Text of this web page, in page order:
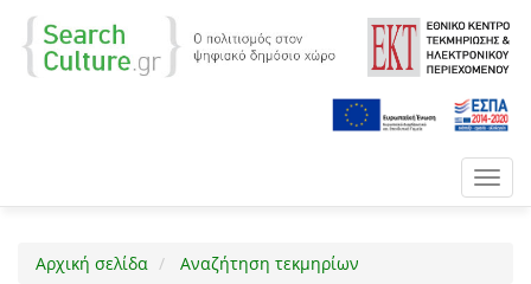
Αρχική σελίδα Αναζήτηση τεκμηρίων